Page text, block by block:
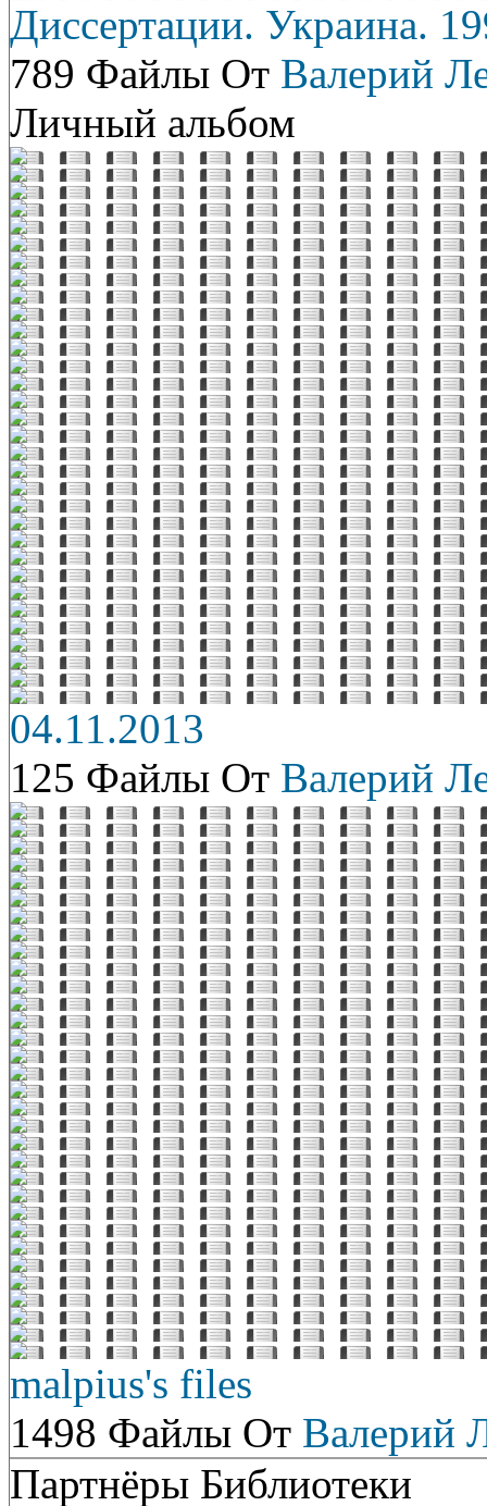
Диссертации. Украина.
789 Файлы От Валерий
Личный альбом
04.11.2013
125 Файлы От Валерий
malpius's files
1498 Файлы От Валерий
Партнёры Библиотеки